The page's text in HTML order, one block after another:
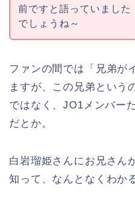
前ですと語っていました
でしょうね～
ファンの間では「兄弟が
ますが、この兄弟という
ではなく、JO1メンバー
だとか。
白岩瑠姫さんにお兄さん
知って、なんとなくわか